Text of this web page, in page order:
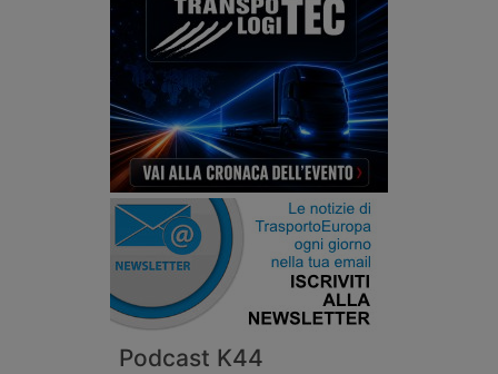
Podcast K44